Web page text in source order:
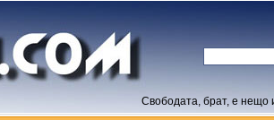
Свободата, брат, е нещо